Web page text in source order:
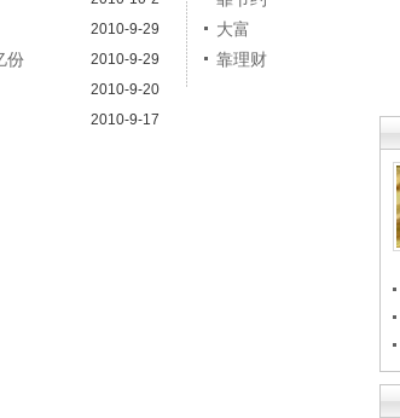
2010-9-29
份 2010-9-29
2010-9-20
2010-9-17
大富
靠理财